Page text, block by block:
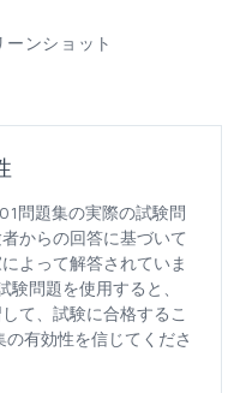
ンショット
問題集の実際の試験問
からの回答に基づいて
よって解答されていま
問題を使用すると、
て、試験に合格するこ
有効性を信じてくださ